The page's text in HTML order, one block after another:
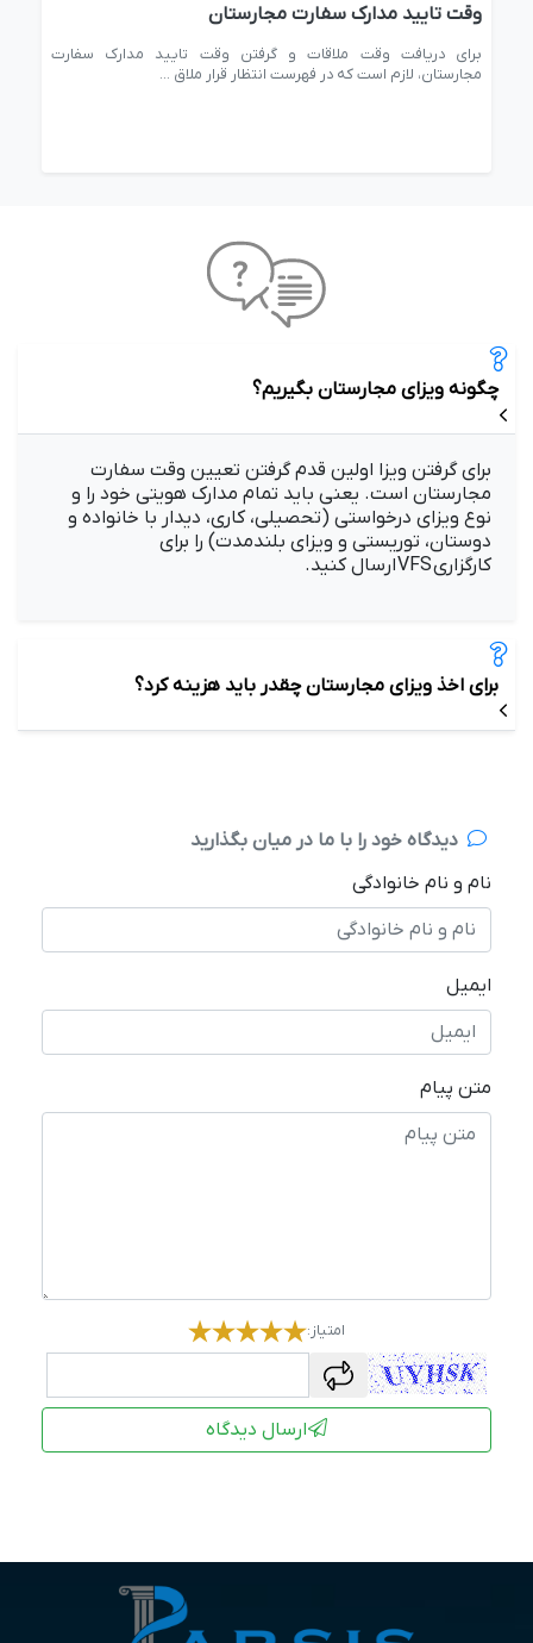
وقت تایید مدارک سفارت مجارستان
برای دریافت وقت ملاقات و گرفتن وقت تایید مدارک سفارت
مجارستان، لازم است که در فهرست انتظار قرار ملاق ...
چگونه ویزای مجارستان بگیریم؟
برای گرفتن ویزا اولین قدم گرفتن تعیین وقت سفارت
مجارستان است. یعنی باید تمام مدارک هویتی خود را و
نوع ویزای درخواستی (تحصیلی، کاری، دیدار با خانواده و
دوستان، توریستی و ویزای بلندمدت) را برای
کارگزاری VFS ارسال کنید.
برای اخذ ویزای مجارستان چقدر باید هزینه کرد؟
دیدگاه خود را با ما در میان بگذارید
نام و نام خانوادگی
ایمیل
متن پیام
امتیاز:
captcha
ارسال دیدگاه